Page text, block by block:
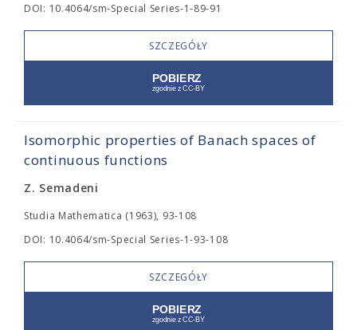
DOI: 10.4064/sm-Special Series-1-89-91
SZCZEGÓŁY
Isomorphic properties of Banach spaces of
continuous functions
Z. Semadeni
Studia Mathematica (1963), 93-108
DOI: 10.4064/sm-Special Series-1-93-108
SZCZEGÓŁY